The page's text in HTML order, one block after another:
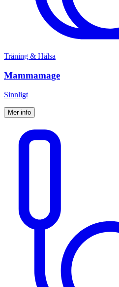
Träning & Hälsa
Mammamage
Sinnligt
Mer info